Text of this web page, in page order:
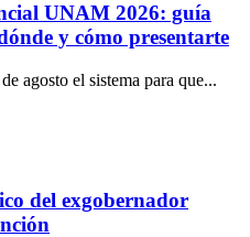
UNAM 2026: guía
y cómo presentarte
agosto el sistema para que...
del exgobernador